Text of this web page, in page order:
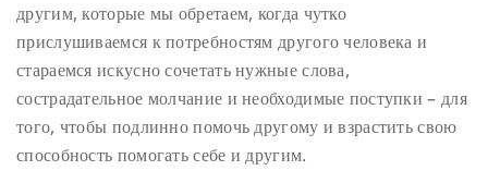
другим, которые мы обретаем, когда чутко
прислушиваемся к потребностям другого человека и
стараемся искусно сочетать нужные слова,
сострадательное молчание и необходимые поступки – для
того, чтобы подлинно помочь другому и взрастить свою
способность помогать себе и другим.